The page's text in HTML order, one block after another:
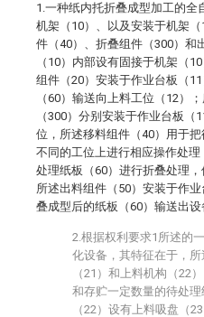
1.一种纸内托折叠成型加工的
机架（10）、以及安装于机架
件（40）、折叠组件（300）和
（10）内部设有固接于机架（
组件（20）安装于作业台板（
（60）输送向上料工位（12）
（300）分别安装于作业台板
位，所述移料组件（40）用于
不同的工位上进行相应操作处
处理纸板（60）进行折叠处理
所述出料组件（50）安装于作
叠成型后的纸板（60）输送出设
2.根据权利要求1所述的
化设备，其特征在于，
（21）和上料机构（22
和存贮一定数量的待处
（22）设有上料吸盘（